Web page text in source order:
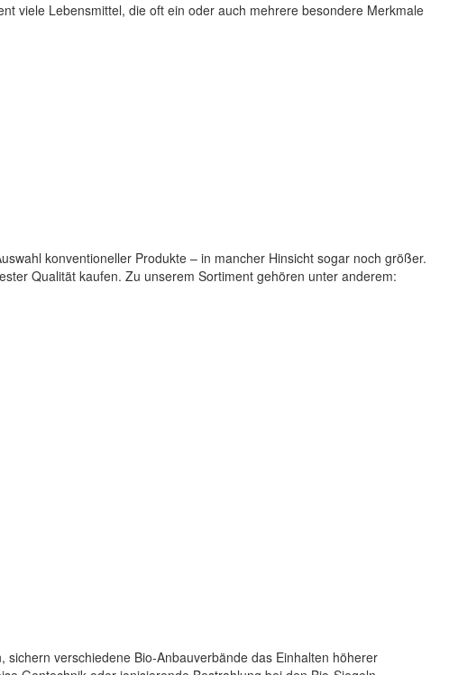
viele Lebensmittel, die oft ein oder auch mehrere besondere Merkmale
konventioneller Produkte – in mancher Hinsicht sogar noch größer.
Qualität kaufen. Zu unserem Sortiment gehören unter anderem:
verschiedene Bio-Anbauverbände das Einhalten höherer